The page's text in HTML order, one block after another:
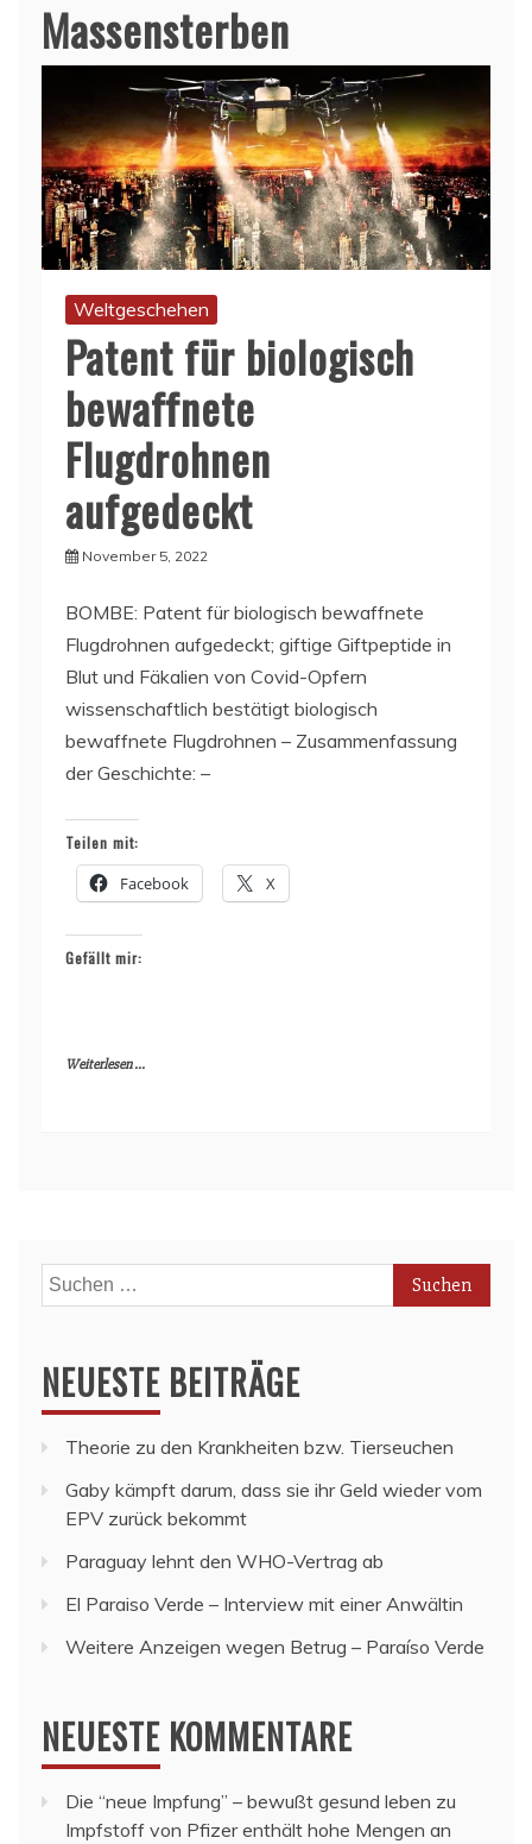
Massensterben
Weltgeschehen
Patent für biologisch
bewaffnete
Flugdrohnen
aufgedeckt
November 5, 2022
BOMBE: Patent für biologisch bewaffnete
Flugdrohnen aufgedeckt; giftige Giftpeptide in
Blut und Fäkalien von Covid-Opfern
wissenschaftlich bestätigt biologisch
bewaffnete Flugdrohnen – Zusammenfassung
der Geschichte: –
Teilen mit:
Facebook X
Gefällt mir:
Weiterlesen ...
Suchen
nach:
NEUESTE BEITRÄGE
Theorie zu den Krankheiten bzw. Tierseuchen
Gaby kämpft darum, dass sie ihr Geld wieder vom
EPV zurück bekommt
Paraguay lehnt den WHO-Vertrag ab
El Paraiso Verde – Interview mit einer Anwältin
Weitere Anzeigen wegen Betrug – Paraíso Verde
NEUESTE KOMMENTARE
Die “neue Impfung” – bewußt gesund leben zu
Impfstoff von Pfizer enthält hohe Mengen an